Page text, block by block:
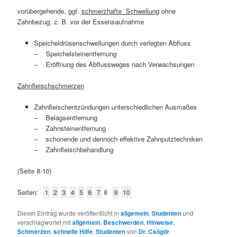
vorübergehende, ggf.schmerzhafte Schwellung ohne
Zahnbezug, z. B. vor der Essensaufnahme
Speicheldrüsenschwellungen durch verlegten Abfluss
– Speichelsteinentfernung
– Eröffnung des Abflussweges nach Verwachsungen
Zahnfleischschmerzen
Zahnfleischentzündungen unterschiedlichen Ausmaßes
– Belagsentfernung
– Zahnsteinentfernung
– schonende und dennoch effektive Zahnputztechniken
– Zahnfleischbehandlung
(Seite 8-10)
Seiten: 1 2 3 4 5 6 7 8 9 10
Dieser Eintrag wurde veröffentlicht inallgemein,Studentenund
verschlagwortet mitallgemein, Beschwerden,Hinweise,
Schmerzen,schnelle Hilfe,Studentenvon Dr. Csögör.